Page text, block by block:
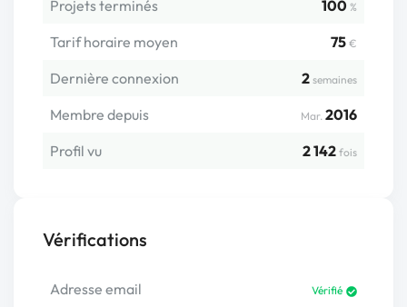
Projets terminés 100 %
Tarif horaire moyen 75 €
Dernière connexion 2 semaines
Membre depuis Mar. 2016
Profil vu
2 142 fois
Vérifications
Adresse email Vérifié